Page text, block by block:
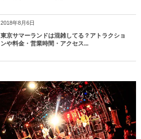
2018年8月6日
東京サマーランドは混雑してる？アトラクショ
ンや料金・営業時間・アクセス...